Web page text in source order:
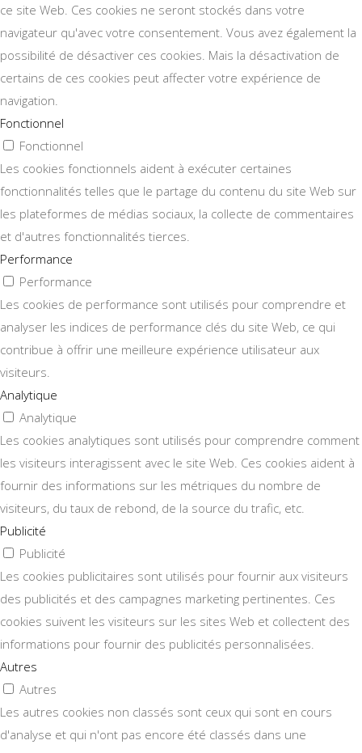
ce site Web. Ces cookies ne seront stockés dans votre
navigateur qu'avec votre consentement. Vous avez également la
possibilité de désactiver ces cookies. Mais la désactivation de
certains de ces cookies peut affecter votre expérience de
navigation.
Fonctionnel
Fonctionnel
Les cookies fonctionnels aident à exécuter certaines
fonctionnalités telles que le partage du contenu du site Web sur
les plateformes de médias sociaux, la collecte de commentaires
et d'autres fonctionnalités tierces.
Performance
Performance
Les cookies de performance sont utilisés pour comprendre et
analyser les indices de performance clés du site Web, ce qui
contribue à offrir une meilleure expérience utilisateur aux
visiteurs.
Analytique
Analytique
Les cookies analytiques sont utilisés pour comprendre comment
les visiteurs interagissent avec le site Web. Ces cookies aident à
fournir des informations sur les métriques du nombre de
visiteurs, du taux de rebond, de la source du trafic, etc.
Publicité
Publicité
Les cookies publicitaires sont utilisés pour fournir aux visiteurs
des publicités et des campagnes marketing pertinentes. Ces
cookies suivent les visiteurs sur les sites Web et collectent des
informations pour fournir des publicités personnalisées.
Autres
Autres
Les autres cookies non classés sont ceux qui sont en cours
d'analyse et qui n'ont pas encore été classés dans une